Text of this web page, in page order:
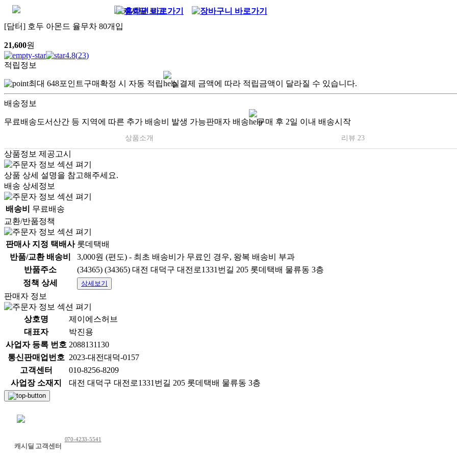
[담터] 호두 아몬드 율무차 80개입
21,600원
4.8(23)
적립정보
최대 648포인트구매확정 시 자동 적립 실결제 금액에 따라 적립금액이 달라질 수 있습니다.
배송정보
무료배송도서산간 등 지역에 따른 추가 배송비 발생 가능판매자 배송 구매 후 2일 이내 배송시작
상품소개 리뷰 23
상품정보 제공고시
상품 상세 설명을 참고해주세요.
배송 상세정보
배송비
무료배송
교환/반품정책
판매사 지정 택배사 롯데택배
반품/교환 배송비
3,000원 (편도) - 최초 배송비가 무료인 경우, 왕복 배송비 부과
반품주소
(34365) (34365) 대전 대덕구 대전로1331번길 205 롯데택배 물류동 3층
정책 상세
상세보기
판매자 정보
상호명
제이에스허브
대표자
박진용
사업자 등록 번호 2088131130
통신판매업번호 2023-대전대덕-0157
고객센터
010-8256-8209
사업장 소재지
대전 대덕구 대전로1331번길 205 롯데택배 물류동 3층
캐시딜 고객센터
070-4233-5541